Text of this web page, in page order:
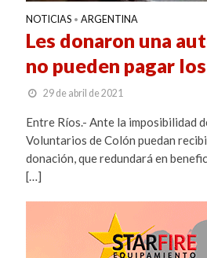
NOTICIAS • ARGENTINA
Les donaron una
no pueden pagar
29 de abril de 2021
Entre Ríos.- Ante la imposibilidad
Voluntarios de Colón puedan
donación, que redundará en
[…]